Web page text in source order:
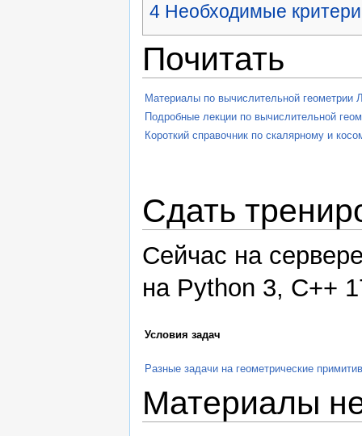
4 Необходимые
Почитать
Материалы по вычислительной геометрии
Подробные лекции по вычислительной
Короткий справочник по скалярному и
Сдать
Cейчас на
на Python 3, C++
Условия задач
Разные задачи на геометрические
Материалы